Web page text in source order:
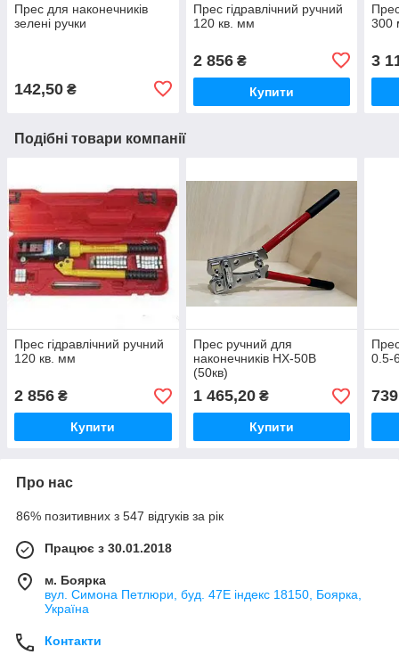
Прес для наконечників
зелені ручки
142,50 ₴
Прес гідравлічний ручний
120 кв. мм
2 856₴
Купити
300
3
Подібні товари компанії
Прес гідравлічний ручний
120 кв. мм
2 856 ₴
Купити
Прес ручний для
наконечників HX-50B
(50кв)
1 465,20₴
Купити
0.5-
Про нас
86% позитивних з 547 відгуків за рік
Працює з 30.01.2018
м. Боярка
вул. Симона Петлюри, буд. 47Е індекс 18150, Боярка,
Україна
Контакти